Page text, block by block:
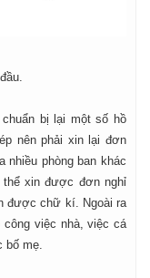
bị lại một số hồ
nên phải xin lại đơn
nhiều phòng ban khác
thể xin được đơn nghỉ
được chữ kí. Ngoài ra
việc nhà, việc cá
bố mẹ.